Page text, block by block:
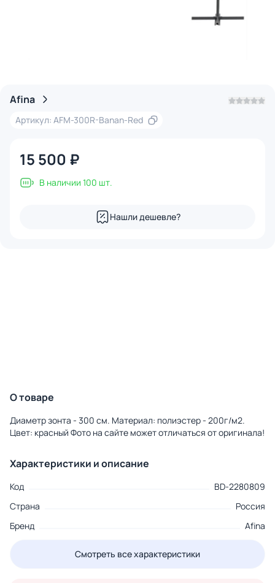
Afina
Артикул: AFM-300R-Banan-Red
15 500 ₽
В наличии 100 шт.
Нашли дешевле?
О товаре
Диаметр зонта - 300 см. Материал: полиэстер - 200г/м2.
Цвет: красный Фото на сайте может отличаться от оригинала!
Характеристики и описание
Код
BD-2280809
Страна
Россия
Бренд
Afina
Смотреть все характеристики